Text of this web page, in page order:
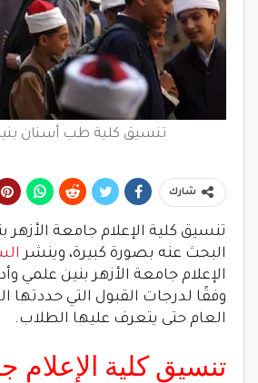
تنسيق كلية طب أسنان
شارك
البحث عنه بصورة كبيرة، وينشر
وفقًا لدرجات القبول التي حددتها
العام حتى يتعرف عليها الطلاب.
تنسيق كلية الإعلام